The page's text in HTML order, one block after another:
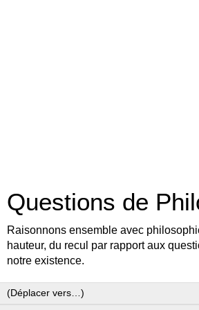
Questions de
Raisonnons ensemble avec
hauteur, du recul par rapport aux
notre existence.